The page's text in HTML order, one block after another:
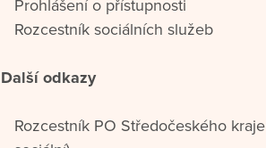
Prohlášení o přístupnosti
Rozcestník sociálních služeb
Další odkazy
Rozcestník PO Středočeského